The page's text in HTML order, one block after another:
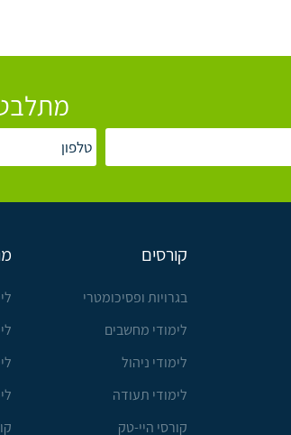
קורסים
בגרויות ופסיכומטרי
לימודי מחשבים
לימודי ניהול
לימודי תעודה
קורסי היי-טק